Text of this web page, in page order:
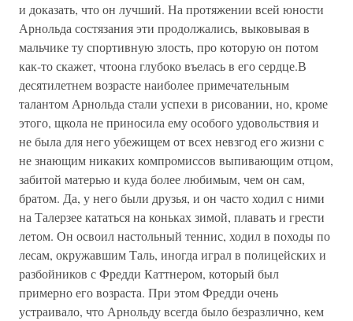
и доказать, что он лучший. На протяжении всей юности
Арнольда состязания эти продолжались, выковывая в
мальчике ту спортивную злость, про которую он потом
как-то скажет, чтоона глубоко въелась в его сердце.В
десятилетнем возрасте наиболее примечательным
талантом Арнольда стали успехи в рисовании, но, кроме
этого, щкола не приносила ему особого удовольствия и
не была для него убежищем от всех невзгод его жизни с
не знающим никаких компромиссов выпивающим отцом,
забитой матерью и куда более любимым, чем он сам,
братом. Да, у него были друзья, и он часто ходил с ними
на Талерзее кататься на коньках зимой, плавать и грести
летом. Он освоил настольный теннис, ходил в походы по
лесам, окружавшим Таль, иногда играл в полицейских и
разбойников с Фредди Каттнером, который был
примерно его возраста. При этом Фредди очень
устраивало, что Арнольду всегда было безразлично, кем